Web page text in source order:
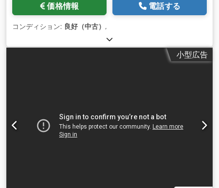
価格情報 電話する
コンディション: 良好（中古） ,
小型広告